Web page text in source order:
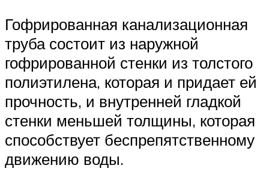
Гофрированная канализационная
труба состоит из наружной
гофрированной стенки из толстого
полиэтилена, которая и придает ей
прочность, и внутренней гладкой
стенки меньшей толщины, которая
способствует беспрепятственному
движению воды.